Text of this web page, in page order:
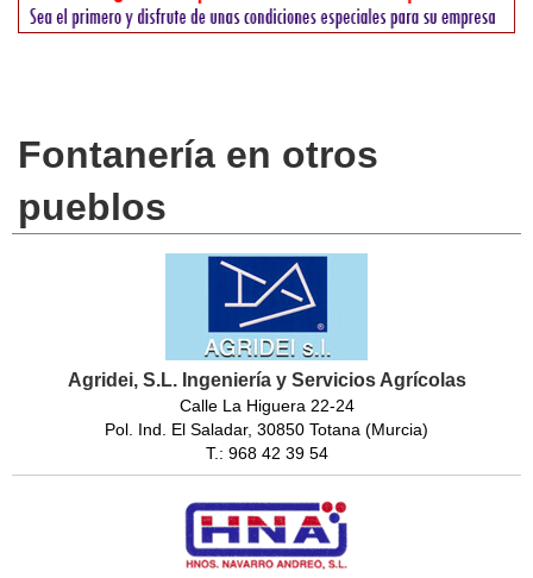
Fontanería en otros
pueblos
Agridei, S.L. Ingeniería y Servicios Agrícolas
Calle La Higuera 22-24
Pol. Ind. El Saladar, 30850 Totana (Murcia)
T.: 968 42 39 54